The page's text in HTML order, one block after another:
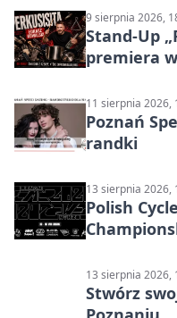
9 sierpnia 2026,
Stand-Up
premiera
11 sierpnia 2026,
Poznań
randki
13 sierpnia 2026,
Polish
13 sierpnia 2026,
Stwórz